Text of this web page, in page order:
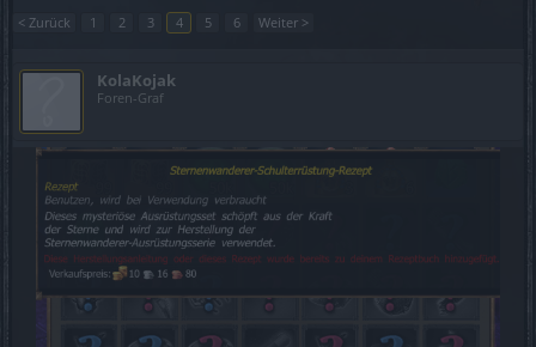
< Zurück 1 2 3 4 5 6 Weiter >
KolaKojak
Foren-Graf